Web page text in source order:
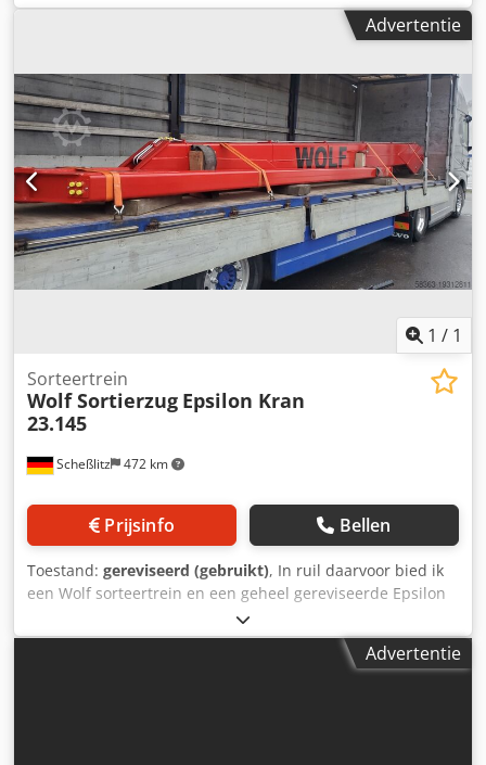
Advertentie
1 / 1
Scheßlitz 472 km
Sorteertrein
Wolf Sortierzug Epsilon Kran
23.145
Prijsinfo Bellen
Toestand: gereviseerd (gebruikt), In ruil daarvoor bied ik
een Wolf sorteertrein en een geheel gereviseerde Epsilon
kraan 23.145 aan. Dkodewqpgnopfx Aa Djr
Advertentie